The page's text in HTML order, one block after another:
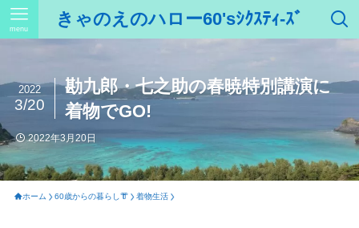
きゃのえのハロー60'sｼｸｽﾃｨ-ｽﾞ
menu
勘九郎・七之助の春暁特別講演に
着物でGO!
2022
3/20
2022年3月20日
ホーム 60歳からの暮らし👘 着物生活